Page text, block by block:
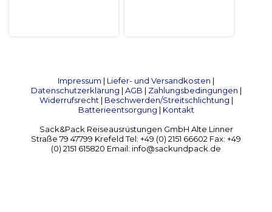
Impressum | Liefer- und Versandkosten |
Datenschutzerklärung | AGB | Zahlungsbedingungen |
Widerrufsrecht| Beschwerden/Streitschlichtung |
Batterieentsorgung | Kontakt
Sack&Pack Reiseausrüstungen GmbH Alte Linner
Straße 79 47799 Krefeld Tel: +49 (0) 2151 66602 Fax: +49
(0) 2151 615820 Email: info@sackundpack.de